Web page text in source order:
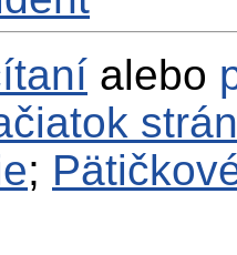
alebo
;